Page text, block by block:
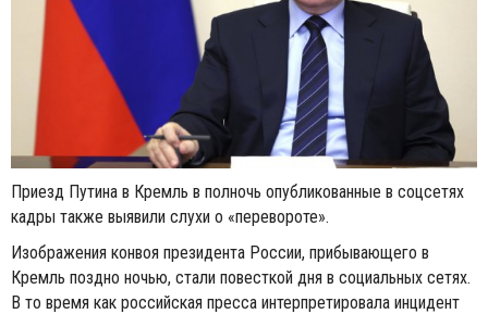
Приезд Путина в Кремль в полночь опубликованные в соцсетях
кадры также выявили слухи о «перевороте».
Изображения конвоя президента России, прибывающего в
Кремль поздно ночью, стали повесткой дня в социальных сетях.
В то время как российская пресса интерпретировала инцидент